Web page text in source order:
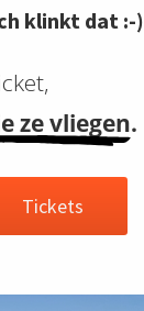
klinkt dat :-)
ze vliegen.
Tickets